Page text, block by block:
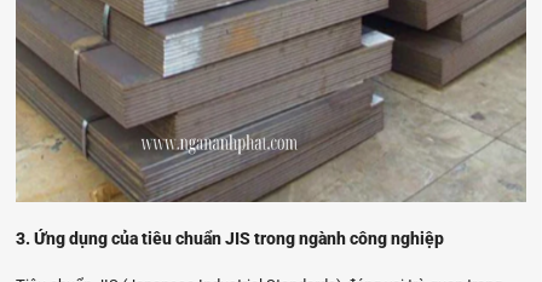
3. Ứng dụng của tiêu chuẩn JIS trong ngành công nghiệp